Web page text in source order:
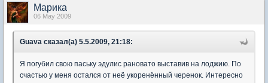
Марика
06 May 2009
Guava сказал(а) 5.5.2009, 21:18:
Я погубил свою паську эдулис рановато выставив на лоджию. По
счастью у меня остался от неё укоренённый черенок. Интересно